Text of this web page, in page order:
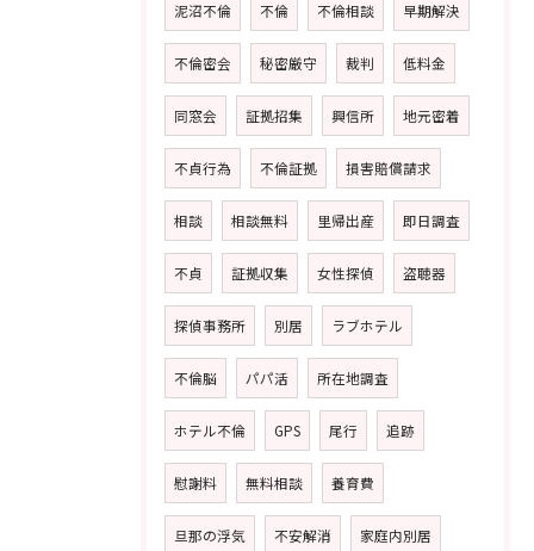
泥沼不倫 不倫 不倫相談 早期解決
不倫密会 秘密厳守 裁判 低料金
同窓会 証拠招集 興信所 地元密着
不貞行為 不倫証拠 損害賠償請求
相談 相談無料 里帰出産 即日調査
不貞 証拠収集 女性探偵 盗聴器
探偵事務所 別居 ラブホテル
不倫脳 パパ活 所在地調査
ホテル不倫 GPS 尾行 追跡
慰謝料 無料相談 養育費
旦那の浮気 不安解消 家庭内別居